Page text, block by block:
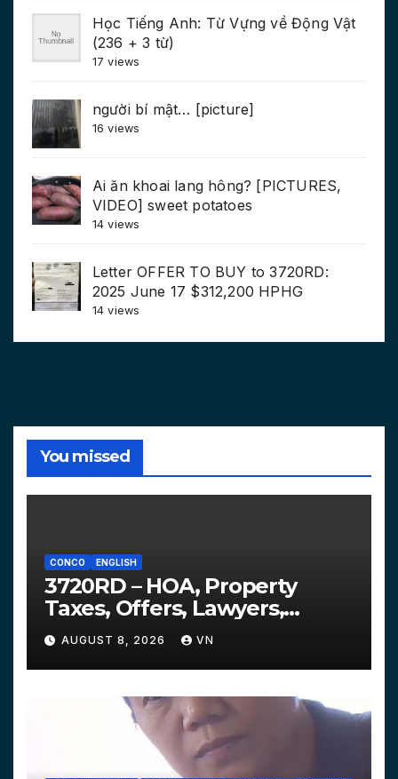
Học Tiếng Anh: Từ Vựng về Động Vật
(236 + 3 từ)
17 views
người bí mật… [picture]
16 views
Ai ăn khoai lang hông? [PICTURES,
VIDEO] sweet potatoes
14 views
Letter OFFER TO BUY to 3720RD:
2025 June 17 $312,200 HPHG
14 views
You missed
CONCO ENGLISH
3720RD – HOA, Property
Taxes, Offers, Lawyers,
Courts…
AUGUST 8, 2026 VN